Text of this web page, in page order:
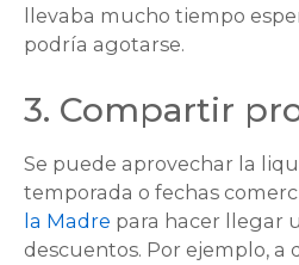
llevaba mucho tiempo
podría agotarse.
3. Compartir
Se puede aprovechar la
temporada o fechas
la Madre para hacer llegar
descuentos. Por ejemplo, a